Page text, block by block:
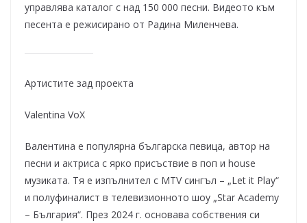
управлява каталог с над 150 000 песни. Видеото към
песента е режисирано от Радина Миленчева.
Артистите зад проекта
Valentina VoX
Валентина е популярна българска певица, автор на
песни и актриса с ярко присъствие в поп и house
музиката. Тя е изпълнител с MTV сингъл – „Let it Play“
и полуфиналист в телевизионното шоу „Star Academy
– България“. През 2024 г. основава собствения си